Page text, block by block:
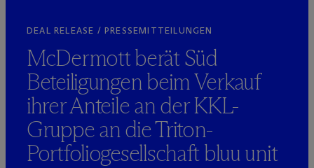
DEAL RELEASE / PRESSEMITTEILUNGEN
McDermott berät Süd
Beteiligungen beim Verkauf
ihrer Anteile an der KKL-
Gruppe an die Triton-
Portfoliogesellschaft bluu unit